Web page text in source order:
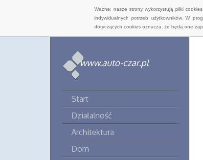
Ważne: nasze strony wykorzystują pliki
indywidualnych potrzeb użytkowników. W
dotyczących cookies oznacza, że będą one
www.auto-czar.pl
Start
Działalność
Architektura
Dom